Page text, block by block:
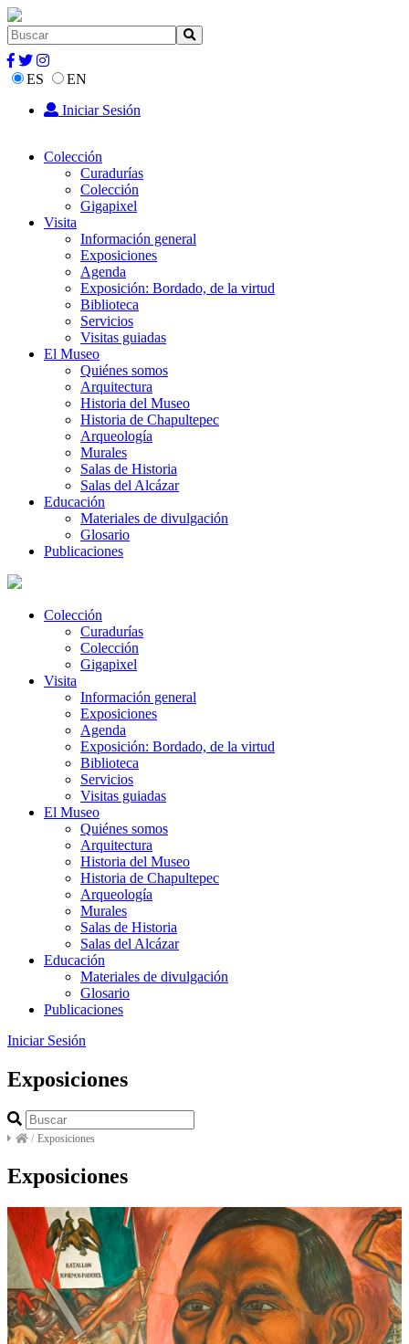
ES
EN
Iniciar Sesión
Colección
Curadurías
Colección
Gigapixel
Visita
Información general
Exposiciones
Agenda
Exposición: Bordado, de la virtud
Biblioteca
Servicios
Visitas guiadas
El Museo
Quiénes somos
Arquitectura
Historia del Museo
Historia de Chapultepec
Arqueología
Murales
Salas de Historia
Salas del Alcázar
Educación
Materiales de divulgación
Glosario
Publicaciones
Colección
Curadurías
Colección
Gigapixel
Visita
Información general
Exposiciones
Agenda
Exposición: Bordado, de la virtud
Biblioteca
Servicios
Visitas guiadas
El Museo
Quiénes somos
Arquitectura
Historia del Museo
Historia de Chapultepec
Arqueología
Murales
Salas de Historia
Salas del Alcázar
Educación
Materiales de divulgación
Glosario
Publicaciones
Iniciar Sesión
Exposiciones
/ Exposiciones
Exposiciones